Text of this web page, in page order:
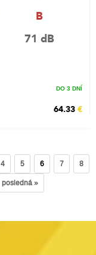
B
71 dB
DO 3 DNÍ
64.33 €
4 5 6 7
8
posledná »